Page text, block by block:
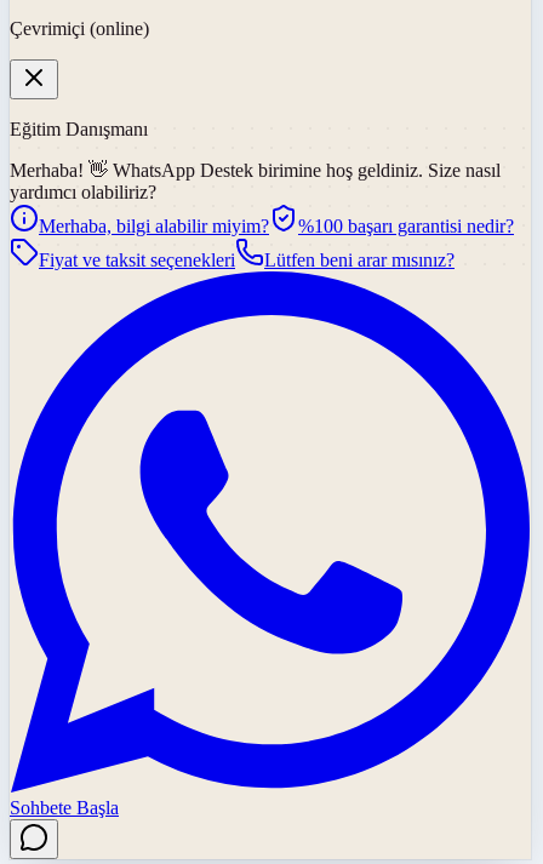
Çevrimiçi (online)
Eğitim Danışmanı
Merhaba! 👋 WhatsApp Destek birimine hoş geldiniz. Size nasıl
yardımcı olabiliriz?
Merhaba, bilgi alabilir miyim?
%100 başarı garantisi nedir?
Fiyat ve taksit seçenekleri
Lütfen beni arar mısınız?
Sohbete Başla